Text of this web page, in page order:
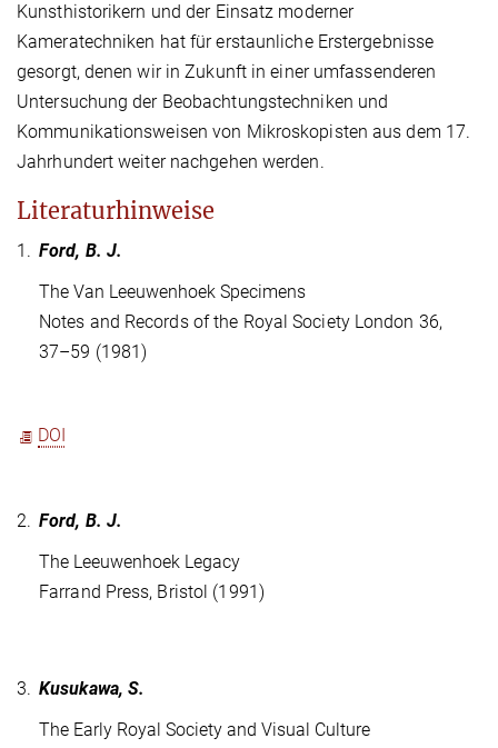
Kunsthistorikern und der Einsatz moderner
Kameratechniken hat für erstaunliche Erstergebnisse
gesorgt, denen wir in Zukunft in einer umfassenderen
Untersuchung der Beobachtungstechniken und
Kommunikationsweisen von Mikroskopisten aus dem 17.
Jahrhundert weiter nachgehen werden.
Literaturhinweise
1. Ford, B. J.
The Van Leeuwenhoek Specimens
Notes and Records of the Royal Society London 36,
37–59 (1981)
DOI
2. Ford, B. J.
The Leeuwenhoek Legacy
Farrand Press, Bristol (1991)
3. Kusukawa, S.
The Early Royal Society and Visual Culture